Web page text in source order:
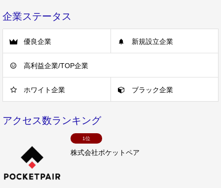
企業ステータス
優良企業 新規設立企業
高利益企業/TOP企業
ホワイト企業 ブラック企業
アクセス数ランキング
1位
株式会社ポケットペア